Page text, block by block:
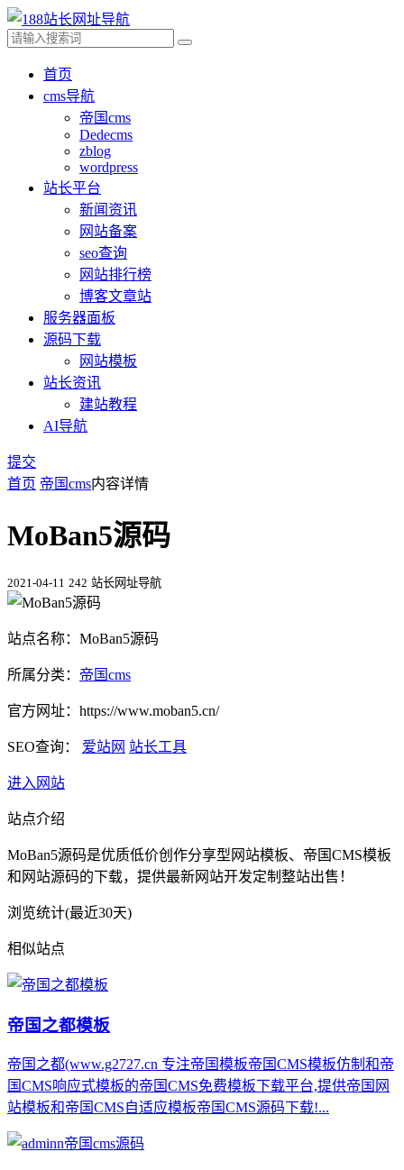
首页
cms导航
帝国cms
Dedecms
zblog
wordpress
站长平台
新闻资讯
网站备案
seo查询
网站排行榜
博客文章站
服务器面板
源码下载
网站模板
站长资讯
建站教程
AI导航
提交
首页 帝国cms内容详情
MoBan5源码
2021-04-11 242 站长网址导航
站点名称：MoBan5源码
所属分类： 帝国cms
官方网址：https://www.moban5.cn/
SEO查询： 爱站网 站长工具
进入网站
站点介绍
MoBan5源码是优质低价创作分享型网站模板、帝国CMS模板
和网站源码的下载，提供最新网站开发定制整站出售！
浏览统计(最近30天)
相似站点
帝国之都模板
帝国之都(www.g2727.cn 专注帝国模板帝国CMS模板仿制和帝
国CMS响应式模板的帝国CMS免费模板下载平台,提供帝国网
站模板和帝国CMS自适应模板帝国CMS源码下载!...